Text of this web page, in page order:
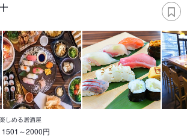
しめる居酒屋
1501～2000円